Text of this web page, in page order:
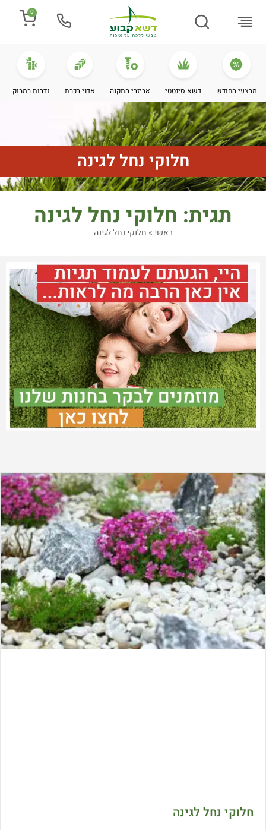
0
מבצעי החודש דשא סינטטי אביזרי התקנה אדני רכבת גדרות במבוק
חלוקי נחל לגינה
תגית: חלוקי נחל לגינה
ראשי»חלוקי נחל לגינה
חלוקי נחל לגינה